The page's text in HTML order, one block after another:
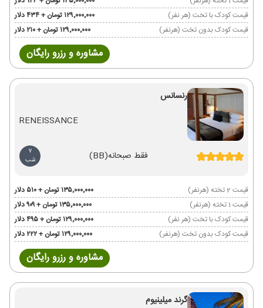
قیمت کودک با تخت (هر نفر)
۱۲۹٬۰۰۰٬۰۰۰ تومان + ۴۳۴ دلار
قیمت کودک بدون تخت (هرنفر)
۱۲۹٬۰۰۰٬۰۰۰ تومان + ۲۱۰ دلار
مشاوره و رزرو رایگان
رنسانس
RENEISSANCE
فقط صبحانه(BB)
7
شب
قیمت 2 تخته (هرنفر)
۱۳۵٬۰۰۰٬۰۰۰ تومان + ۵۱۰ دلار
قیمت 1 تخته (هرنفر)
۱۳۵٬۰۰۰٬۰۰۰ تومان + ۹۰۹ دلار
قیمت کودک با تخت (هر نفر)
۱۲۹٬۰۰۰٬۰۰۰ تومان + ۴۹۵ دلار
قیمت کودک بدون تخت (هرنفر)
۱۲۹٬۰۰۰٬۰۰۰ تومان + ۲۲۲ دلار
مشاوره و رزرو رایگان
گرند میلینیوم